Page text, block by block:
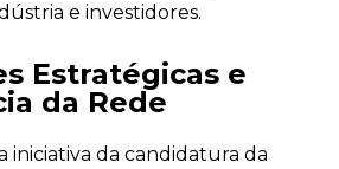
e investidores.
Estratégicas e
da Rede
iniciativa da candidatura da